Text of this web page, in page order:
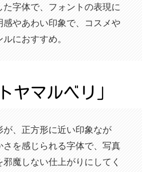
た字体で、フォントの表現に
感やあわい印象で、コスメや
におすすめ。
が、正方形に近い印象なが
さを感じられる字体で、写真
魔しない仕上がりにしてく